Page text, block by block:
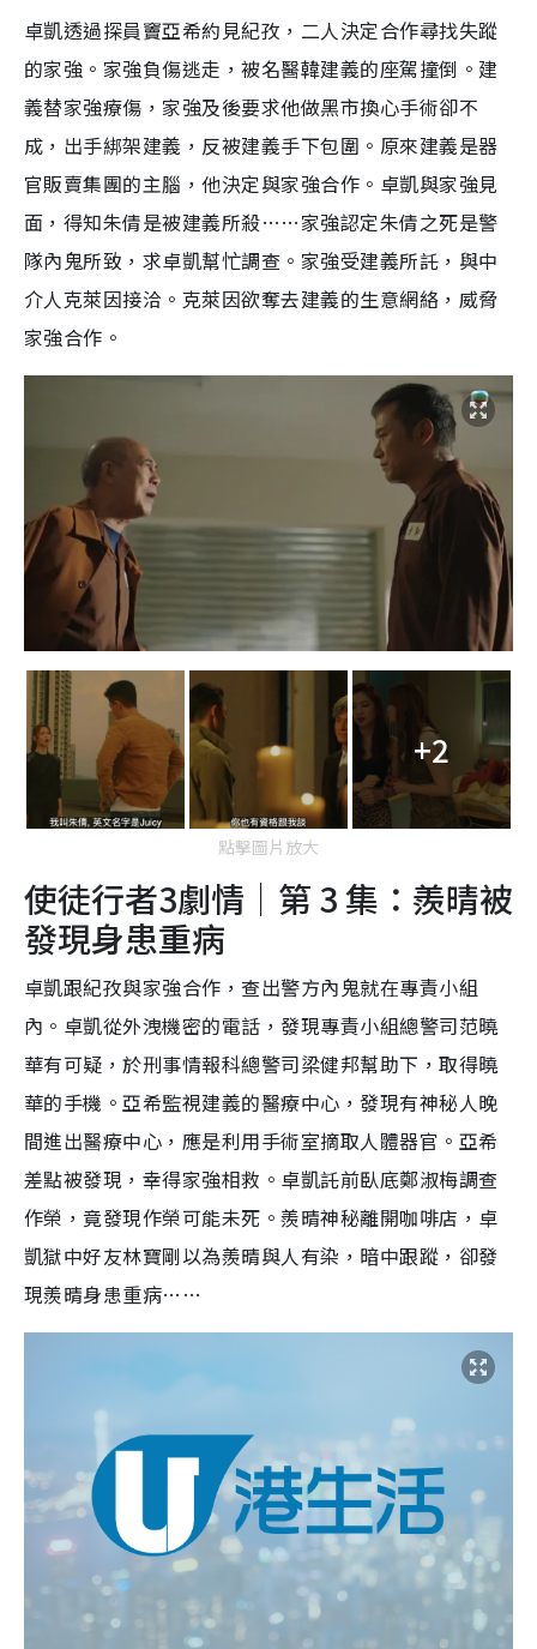
卓凱透過探員竇亞希約見紀孜，二人決定合作尋找失蹤
的家強。家強負傷逃走，被名醫韓建義的座駕撞倒。建
義替家強療傷，家強及後要求他做黑市換心手術卻不
成，出手綁架建義，反被建義手下包圍。原來建義是器
官販賣集團的主腦，他決定與家強合作。卓凱與家強見
面，得知朱倩是被建義所殺……家強認定朱倩之死是警
隊內鬼所致，求卓凱幫忙調查。家強受建義所託，與中
介人克萊因接洽。克萊因欲奪去建義的生意網絡，威脅
家強合作。
+2
點擊圖片放大
使徒行者3劇情｜第 3 集：羨晴被
發現身患重病
卓凱跟紀孜與家強合作，查出警方內鬼就在專責小組
內。卓凱從外洩機密的電話，發現專責小組總警司范曉
華有可疑，於刑事情報科總警司梁健邦幫助下，取得曉
華的手機。亞希監視建義的醫療中心，發現有神秘人晚
間進出醫療中心，應是利用手術室摘取人體器官。亞希
差點被發現，幸得家強相救。卓凱託前臥底鄭淑梅調查
作榮，竟發現作榮可能未死。羨晴神秘離開咖啡店，卓
凱獄中好友林寶剛以為羨晴與人有染，暗中跟蹤，卻發
現羨晴身患重病……